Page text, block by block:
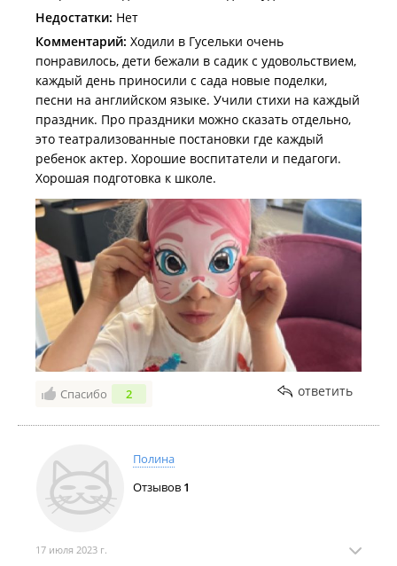
Недостатки: Нет
Комментарий: Ходили в Гусельки очень
понравилось, дети бежали в садик с удовольствием,
каждый день приносили с сада новые поделки,
песни на английском языке. Учили стихи на каждый
праздник. Про праздники можно сказать отдельно,
это театрализованные постановки где каждый
ребенок актер. Хорошие воспитатели и педагоги.
Хорошая подготовка к школе.
Спасибо 2 ответить
Полина
Отзывов 1
17 июля 2023 г.